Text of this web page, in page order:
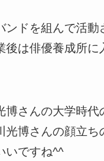
ンドを組んで活動
後は俳優養成所に
博さんの大学時代
光博さんの顔立ち
いですね^^